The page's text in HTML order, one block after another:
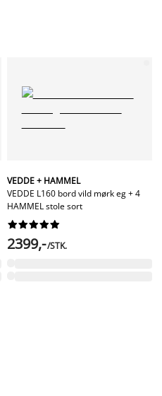
VEDDE + HAMMEL
VEDDE L160 bord vild mørk eg + 4
HAMMEL stole sort






2399,-/STK.